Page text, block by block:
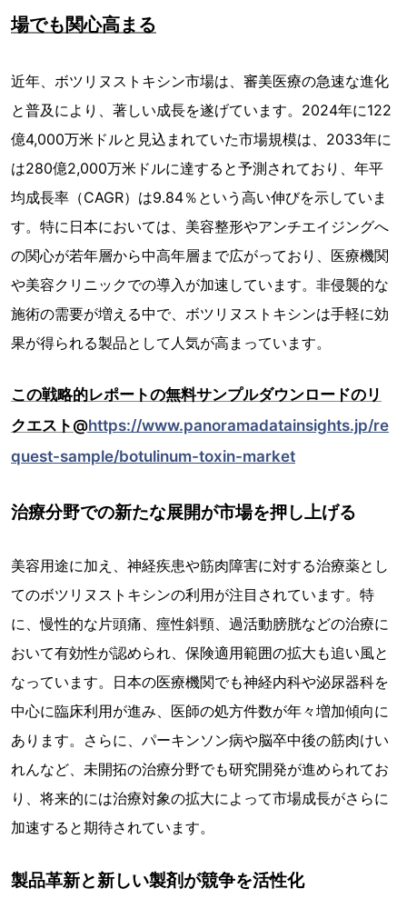
場でも関心高まる
近年、ボツリヌストキシン市場は、審美医療の急速な進化
と普及により、著しい成長を遂げています。2024年に122
億4,000万米ドルと見込まれていた市場規模は、2033年に
は280億2,000万米ドルに達すると予測されており、年平
均成長率（CAGR）は9.84％という高い伸びを示していま
す。特に日本においては、美容整形やアンチエイジングへ
の関心が若年層から中高年層まで広がっており、医療機関
や美容クリニックでの導入が加速しています。非侵襲的な
施術の需要が増える中で、ボツリヌストキシンは手軽に効
果が得られる製品として人気が高まっています。
この戦略的レポートの無料サンプルダウンロードのリ
クエスト@https://www.panoramadatainsights.jp/re
quest-sample/botulinum-toxin-market
治療分野での新たな展開が市場を押し上げる
美容用途に加え、神経疾患や筋肉障害に対する治療薬とし
てのボツリヌストキシンの利用が注目されています。特
に、慢性的な片頭痛、痙性斜頸、過活動膀胱などの治療に
おいて有効性が認められ、保険適用範囲の拡大も追い風と
なっています。日本の医療機関でも神経内科や泌尿器科を
中心に臨床利用が進み、医師の処方件数が年々増加傾向に
あります。さらに、パーキンソン病や脳卒中後の筋肉けい
れんなど、未開拓の治療分野でも研究開発が進められてお
り、将来的には治療対象の拡大によって市場成長がさらに
加速すると期待されています。
製品革新と新しい製剤が競争を活性化